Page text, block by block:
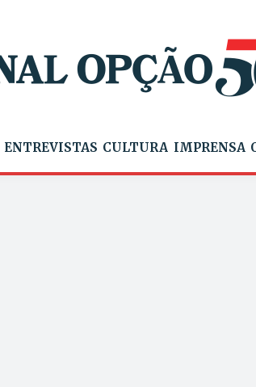
ENTREVISTAS CULTURA IMPRENSA